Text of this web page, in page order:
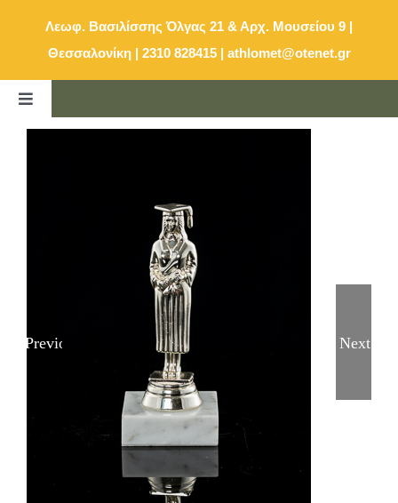
Λεωφ. Βασιλίσσης Όλγας 21 & Αρχ. Μουσείου 9 |
Θεσσαλονίκη | 2310 828415 | athlomet@otenet.gr
Toggle
Navigation
Previous Next